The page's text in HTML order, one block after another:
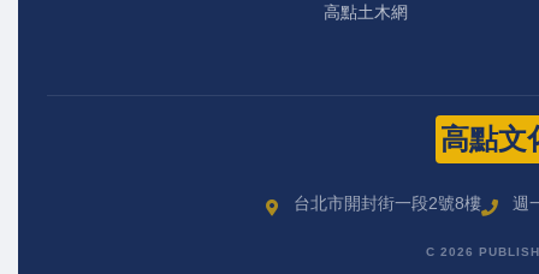
高點土木網
高點文
台北市開封街一段2號8樓 週
C 2026